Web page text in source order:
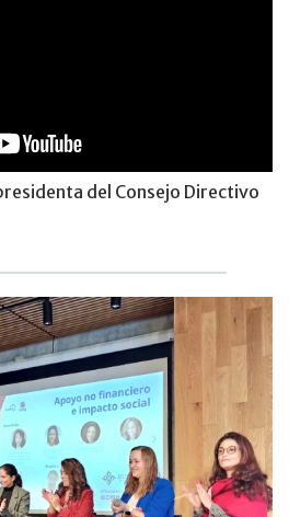
del Consejo Directivo